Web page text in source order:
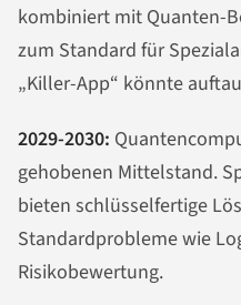
kombiniert mit Quanten-
zum Standard für
„Killer-App“ könnte
2029-2030:
gehobenen Mittelstand.
bieten schlüsselfertige
Standardprobleme wie
Risikobewertung.